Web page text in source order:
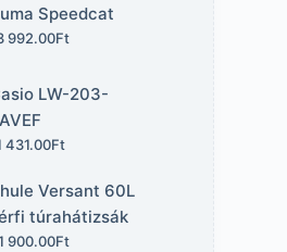
Speedcat
992.00Ft
LW-203-
431.00Ft
Versant 60L
túrahátizsák
900.00Ft